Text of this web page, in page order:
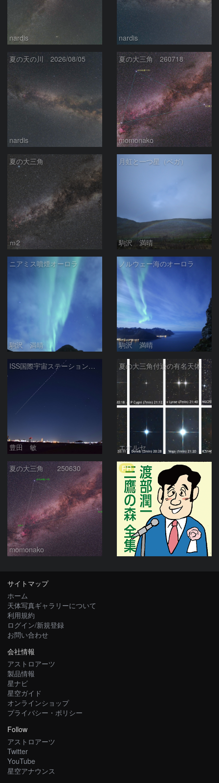
nardis nardis
夏の天の川 2026/08/05
nardis
夏の大三角 260718
momonako
夏の大三角
ｍ2
月虹と一つ星（ベガ）
駒沢 満晴
ニアミス噴煙オーロラ
駒沢 満晴
ノルウェー海のオーロラ
駒沢 満晴
ISS国際宇宙ステーションと沈む夏の大三角 2026/1/12
豊田 敏
夏の大三角付近の有名天体
エオルセ
夏の大三角 250630
momonako
PR
サイトマップ
ホーム
天体写真ギャラリーについて
利用規約
ログイン/新規登録
お問い合わせ
会社情報
アストロアーツ
製品情報
星ナビ
星空ガイド
オンラインショップ
プライバシー・ポリシー
Follow
アストロアーツ
Twitter
YouTube
星空アナウンス